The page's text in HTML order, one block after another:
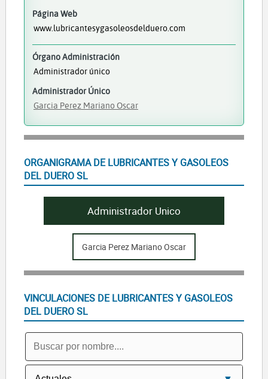
Página Web
www.lubricantesygasoleosdelduero.com
Órgano Administración
Administrador único
Administrador Único
Garcia Perez Mariano Oscar
ORGANIGRAMA DE LUBRICANTES Y GASOLEOS
DEL DUERO SL
Administrador Unico
Garcia Perez Mariano Oscar
VINCULACIONES DE LUBRICANTES Y GASOLEOS
DEL DUERO SL